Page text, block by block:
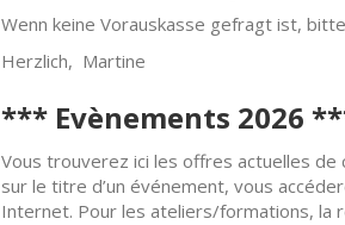
Wenn keine Vorauskasse gefragt ist,
Herzlich, Martine
*** Evènements 2026
Vous trouverez ici les offres actuelles de
sur le titre d’un événement, vous
Internet. Pour les ateliers/formations, la